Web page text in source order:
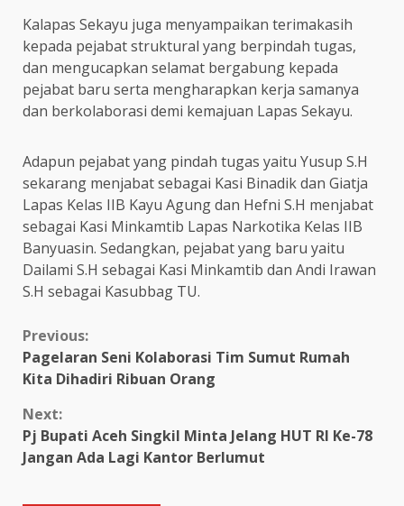
Kalapas Sekayu juga menyampaikan terimakasih
kepada pejabat struktural yang berpindah tugas,
dan mengucapkan selamat bergabung kepada
pejabat baru serta mengharapkan kerja samanya
dan berkolaborasi demi kemajuan Lapas Sekayu.
Adapun pejabat yang pindah tugas yaitu Yusup S.H
sekarang menjabat sebagai Kasi Binadik dan Giatja
Lapas Kelas IIB Kayu Agung dan Hefni S.H menjabat
sebagai Kasi Minkamtib Lapas Narkotika Kelas IIB
Banyuasin. Sedangkan, pejabat yang baru yaitu
Dailami S.H sebagai Kasi Minkamtib dan Andi Irawan
S.H sebagai Kasubbag TU.
Continue
Reading
Previous:
Pagelaran Seni Kolaborasi Tim Sumut Rumah
Kita Dihadiri Ribuan Orang
Next:
Pj Bupati Aceh Singkil Minta Jelang HUT RI Ke-78
Jangan Ada Lagi Kantor Berlumut